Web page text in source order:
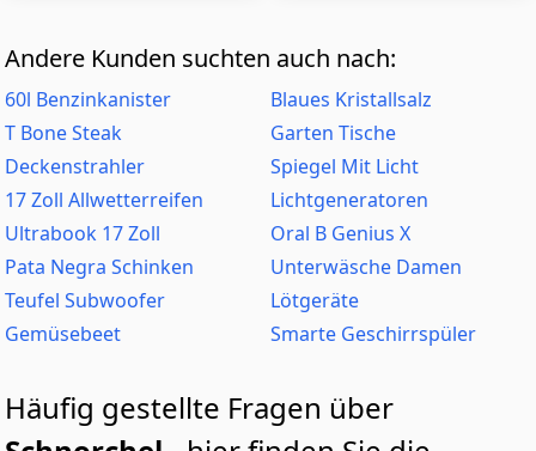
Andere Kunden suchten auch nach:
60l Benzinkanister
Blaues Kristallsalz
T Bone Steak
Garten Tische
Deckenstrahler
Spiegel Mit Licht
17 Zoll Allwetterreifen
Lichtgeneratoren
Ultrabook 17 Zoll
Oral B Genius X
Pata Negra Schinken
Unterwäsche Damen
Teufel Subwoofer
Lötgeräte
Gemüsebeet
Smarte Geschirrspüler
Häufig gestellte Fragen über